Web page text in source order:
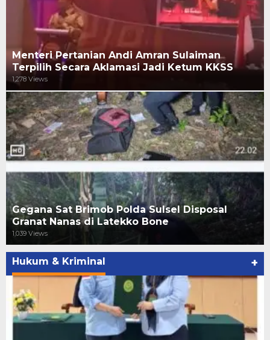
Menteri Pertanian Andi Amran Sulaiman
Terpilih Secara Aklamasi Jadi Ketum KKSS
1,278 Views
Gegana Sat Brimob Polda Sulsel Disposal
Granat Nanas di Latekko Bone
1,039 Views
Hukum & Kriminal +